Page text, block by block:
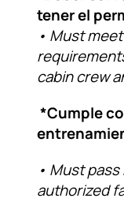
tener el
• Must
cabin crew
*Cumple
• Must
authorized